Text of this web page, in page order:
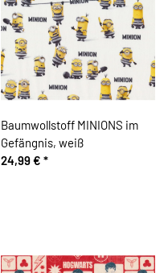
Baumwollstoff MINIONS im
Gefängnis, weiß
24,99 € *